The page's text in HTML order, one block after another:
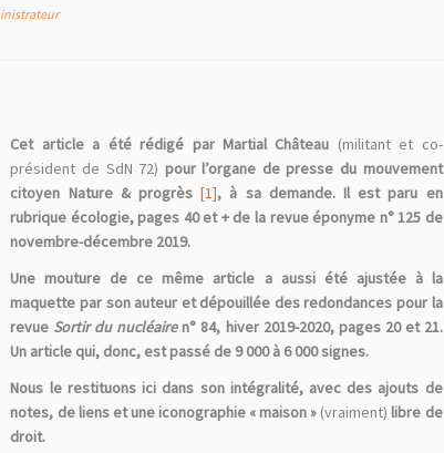
Cet article a été rédigé par Martial Château (militant et co-
président de SdN 72) pour l’organe de presse du mouvement
citoyen Nature & progrès[1], à sa demande. Il est paru en
rubrique écologie, pages 40 et + de la revue éponyme n° 125 de
novembre-décembre 2019.
Une mouture de ce même article a aussi été ajustée à la
maquette par son auteur et dépouillée des redondances pour la
revue Sortir du nucléairen° 84, hiver 2019-2020, pages 20 et 21.
Un article qui, donc, est passé de 9 000 à 6 000 signes.
Nous le restituons ici dans son intégralité, avec des ajouts de
notes, de liens et une iconographie « maison » (vraiment) libre de
droit.